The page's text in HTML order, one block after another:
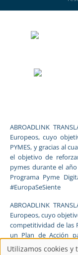
ABROADLINK
Europeos, cuyo
PYMES, y gracias al
el objetivo de
pymes durante el
Programa Pyme
#EuropaSeSiente
ABROADLINK
Europeos, cuyo
competitividad de las
un Plan de Acción
transformación digital,
Utilizamos cookies y